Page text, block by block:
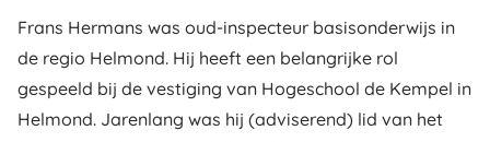
Frans Hermans was oud-inspecteur basisonderwijs in
de regio Helmond. Hij heeft een belangrijke rol
gespeeld bij de vestiging van Hogeschool de Kempel in
Helmond. Jarenlang was hij (adviserend) lid van het